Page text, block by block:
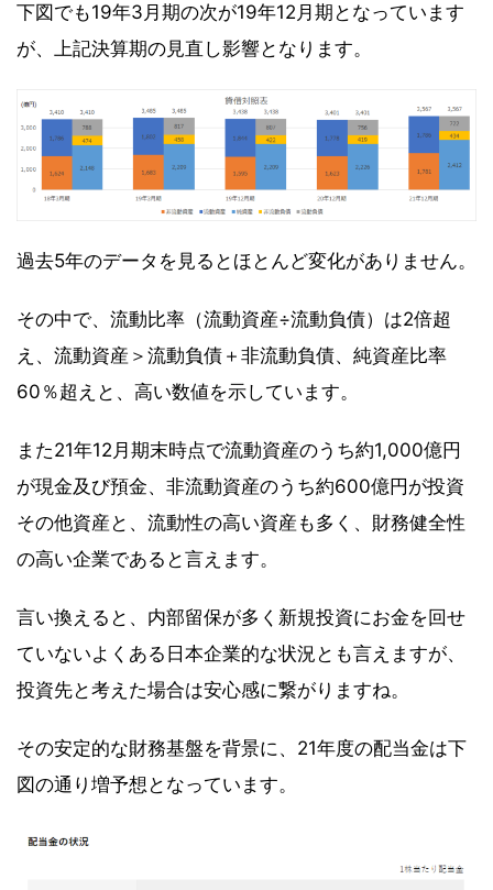
下図でも19年3月期の次が19年12月期となっています
が、上記決算期の見直し影響となります。
過去5年のデータを見るとほとんど変化がありません。
その中で、流動比率（流動資産÷流動負債）は2倍超
え、流動資産＞流動負債＋非流動負債、純資産比率
60％超えと、高い数値を示しています。
また21年12月期末時点で流動資産のうち約1,000億円
が現金及び預金、非流動資産のうち約600億円が投資
その他資産と、流動性の高い資産も多く、財務健全性
の高い企業であると言えます。
言い換えると、内部留保が多く新規投資にお金を回せ
ていないよくある日本企業的な状況とも言えますが、
投資先と考えた場合は安心感に繋がりますね。
その安定的な財務基盤を背景に、21年度の配当金は下
図の通り増予想となっています。